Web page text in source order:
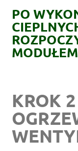
PO
KROK